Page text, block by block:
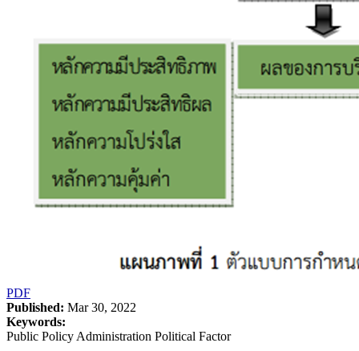
PDF
Published: Mar 30, 2022
Keywords:
Public Policy Administration Political Factor